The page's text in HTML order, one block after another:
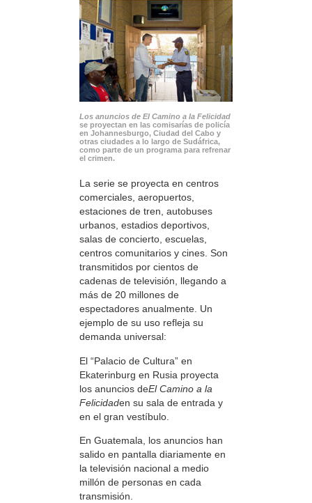
Los anuncios de El Camino a la Felicidad
se proyectan en las comisarías de policía
en Johannesburgo, Ciudad del Cabo y
otras ciudades a lo largo de Sudáfrica,
como parte de un programa para refrenar
el crimen.
La serie se proyecta en centros
comerciales, aeropuertos,
estaciones de tren, autobuses
urbanos, estadios deportivos,
salas de concierto, escuelas,
centros comunitarios y cines. Son
transmitidos por cientos de
cadenas de televisión, llegando a
más de 20 millones de
espectadores anualmente. Un
ejemplo de su uso refleja su
demanda universal:
El “Palacio de Cultura” en
Ekaterinburg en Rusia proyecta
los anuncios deEl Camino a la
Felicidaden su sala de entrada y
en el gran vestíbulo.
En Guatemala, los anuncios han
salido en pantalla diariamente en
la televisión nacional a medio
millón de personas en cada
transmisión.